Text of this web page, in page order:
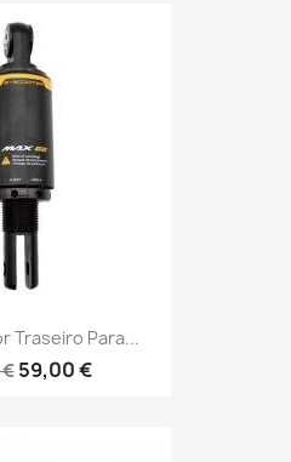
Traseiro Para...
59,00 €